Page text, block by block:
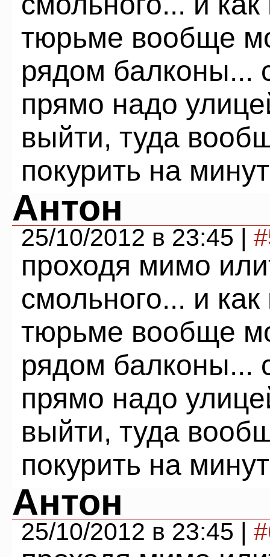
тюрьме вообще
рядом балконы...
прямо надо
выйти, туда
покурить на
Антон
25/10/2012 в 23:45 |
проходя мимо
смольного... и
тюрьме вообще
рядом балконы...
прямо надо
выйти, туда
покурить на
Антон
25/10/2012 в 23:45 |